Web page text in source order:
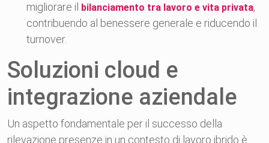
migliorare il bilanciamento tra lavoro e vita privata,
contribuendo al benessere generale e riducendo il
turnover.
Soluzioni cloud e
integrazione aziendale
Un aspetto fondamentale per il successo della
rilevazione presenze in un contesto di lavoro ibrido è